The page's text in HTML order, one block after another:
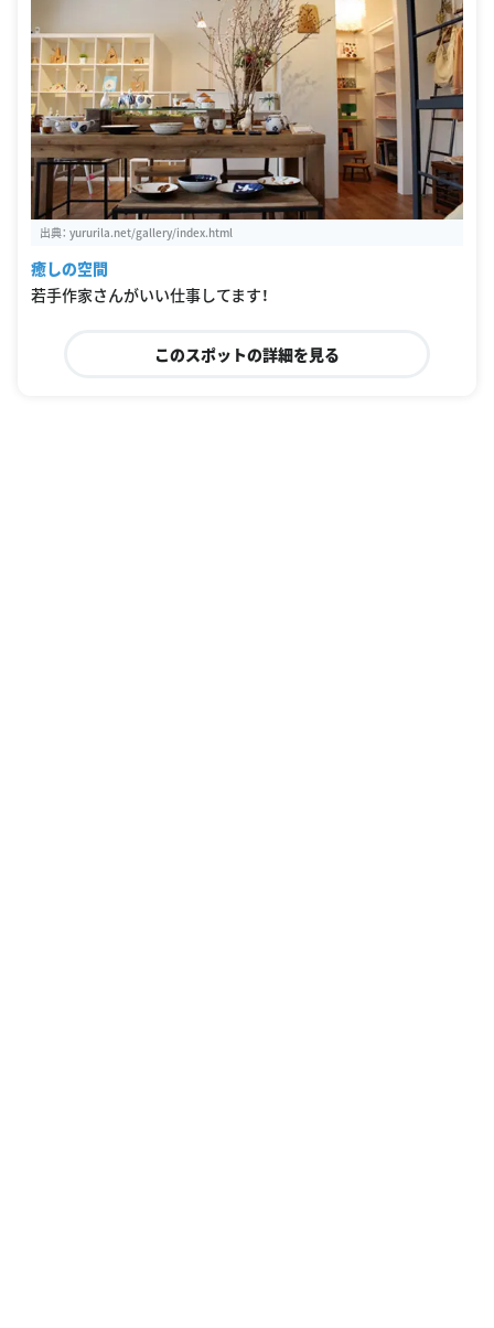
出典： yururila.net/gallery/index.html
癒しの空間
若手作家さんがいい仕事してます！
このスポットの詳細を見る